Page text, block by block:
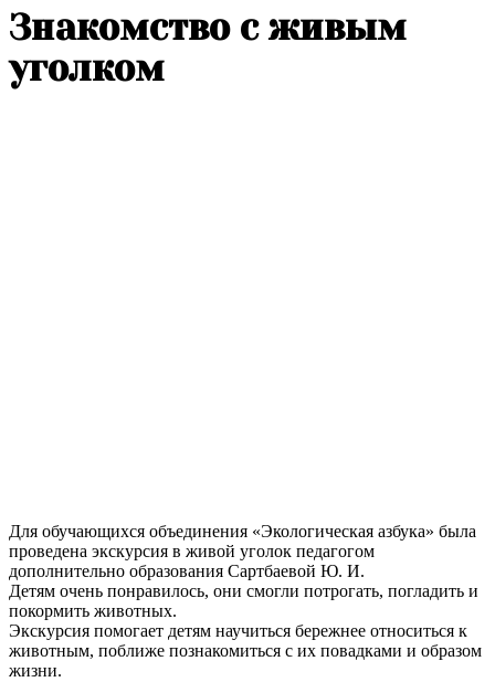
Знакомство с живым
уголком
Для обучающихся объединения «Экологическая азбука» была
проведена экскурсия в живой уголок педагогом
дополнительно образования Сартбаевой Ю. И.
Детям очень понравилось, они смогли потрогать, погладить и
покормить животных.
Экскурсия помогает детям научиться бережнее относиться к
животным, поближе познакомиться с их повадками и образом
жизни.